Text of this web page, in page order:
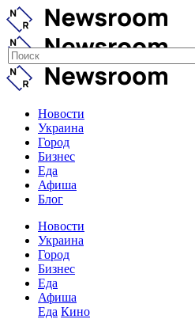
Новости
Украина
Город
Бизнес
Еда
Афиша
Блог
Новости
Украина
Город
Бизнес
Еда
Афиша
Еда Кино